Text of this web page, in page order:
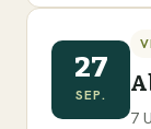
27
SEP.
7